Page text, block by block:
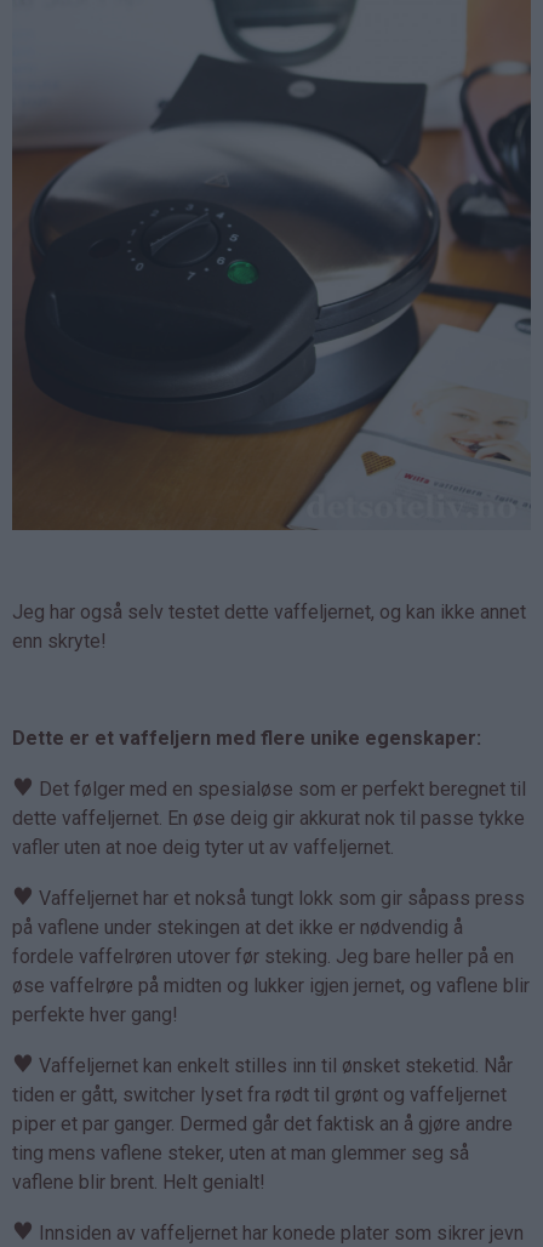
Jeg har også selv testet dette vaffeljernet, og kan ikke annet
enn skryte!
Dette er et vaffeljern med flere unike egenskaper:
♥ Det følger med en spesialøse som er perfekt beregnet til
dette vaffeljernet. En øse deig gir akkurat nok til passe tykke
vafler uten at noe deig tyter ut av vaffeljernet.
♥ Vaffeljernet har et nokså tungt lokk som gir såpass press
på vaflene under stekingen at det ikke er nødvendig å
fordele vaffelrøren utover før steking. Jeg bare heller på en
øse vaffelrøre på midten og lukker igjen jernet, og vaflene blir
perfekte hver gang!
♥ Vaffeljernet kan enkelt stilles inn til ønsket steketid. Når
tiden er gått, switcher lyset fra rødt til grønt og vaffeljernet
piper et par ganger. Dermed går det faktisk an å gjøre andre
ting mens vaflene steker, uten at man glemmer seg så
vaflene blir brent. Helt genialt!
♥ Innsiden av vaffeljernet har konede plater som sikrer jevn